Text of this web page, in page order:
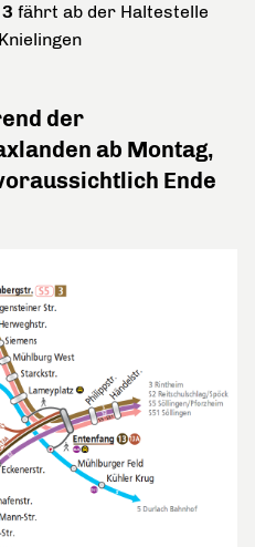
fährt ab der Haltestelle
der
ab Montag,
Ende